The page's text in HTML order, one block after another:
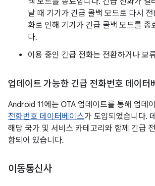
날 때 기기가 긴급 콜백 모드로 다시
화로 인해 기기가 긴급 콜백 모드를 종
다.
이용 중인 긴급 전화는 전환하거나 보
업데이트 가능한 긴급 전화번호 데이터
Android 11에는 OTA 업데이트를 통해 업데
전화번호 데이터베이스가 도입되었습니다.
해당 국가 및 서비스 카테고리와 함께 긴급
함되어 있습니다.
이동통신사